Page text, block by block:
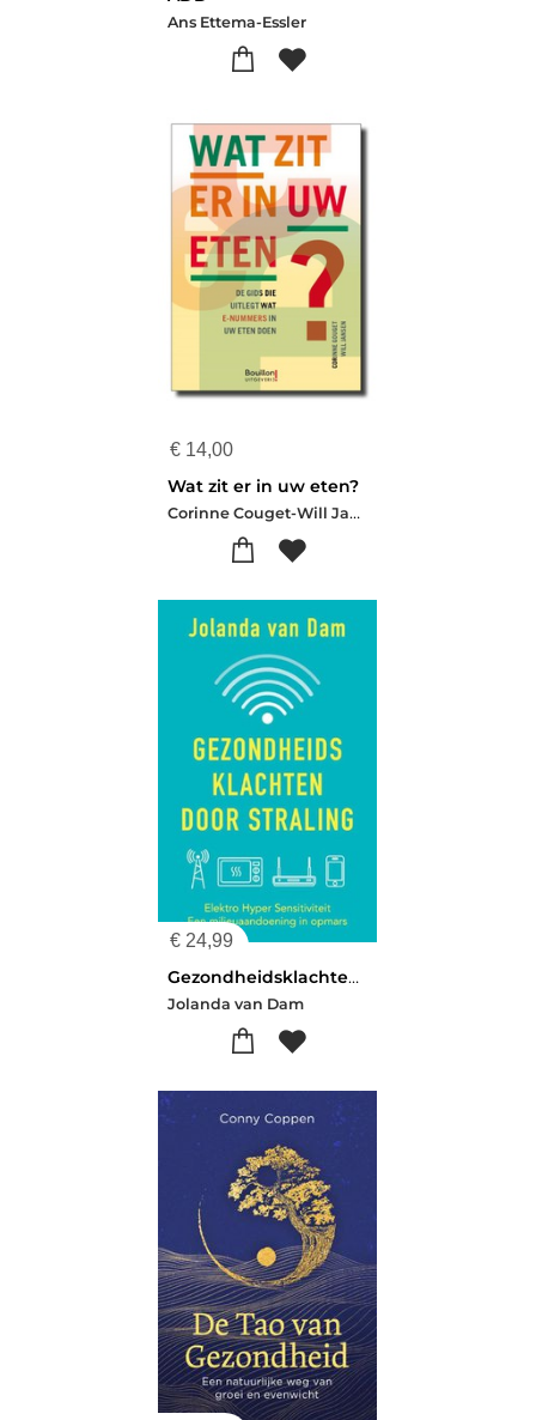
Ans Ettema-Essler
€ 14,00
Wat zit er in uw eten?
Corinne Couget-Will Jansen
€ 24,99
Gezondheidsklachten door straling
Jolanda van Dam